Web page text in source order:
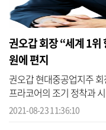
권오갑 회장 “세계 1
원에 편지
권오갑 현대중공업지주
프라코어의 조기 정착과
현대중공업지주는 권 회장
2021-08-23 11:36:10